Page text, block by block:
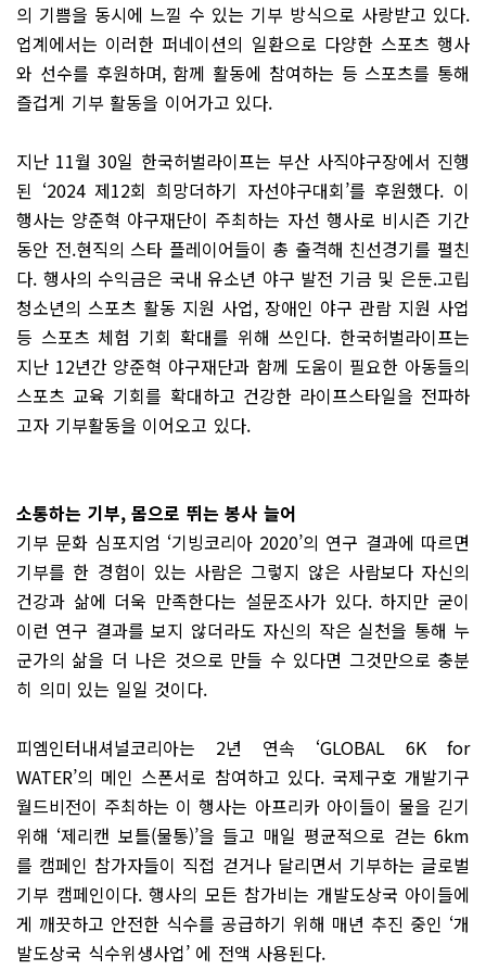
의 기쁨을 동시에 느낄 수 있는 기부 방식으로 사랑받고 있다.
업계에서는 이러한 퍼네이션의 일환으로 다양한 스포츠 행사
와 선수를 후원하며, 함께 활동에 참여하는 등 스포츠를 통해
즐겁게 기부 활동을 이어가고 있다.
지난 11월 30일 한국허벌라이프는 부산 사직야구장에서 진행
된 ‘2024 제12회 희망더하기 자선야구대회’를 후원했다. 이
행사는 양준혁 야구재단이 주최하는 자선 행사로 비시즌 기간
동안 전.현직의 스타 플레이어들이 총 출격해 친선경기를 펼친
다. 행사의 수익금은 국내 유소년 야구 발전 기금 및 은둔.고립
청소년의 스포츠 활동 지원 사업, 장애인 야구 관람 지원 사업
등 스포츠 체험 기회 확대를 위해 쓰인다. 한국허벌라이프는
지난 12년간 양준혁 야구재단과 함께 도움이 필요한 아동들의
스포츠 교육 기회를 확대하고 건강한 라이프스타일을 전파하
고자 기부활동을 이어오고 있다.
소통하는 기부, 몸으로 뛰는 봉사 늘어
기부 문화 심포지엄 ‘기빙코리아 2020’의 연구 결과에 따르면
기부를 한 경험이 있는 사람은 그렇지 않은 사람보다 자신의
건강과 삶에 더욱 만족한다는 설문조사가 있다. 하지만 굳이
이런 연구 결과를 보지 않더라도 자신의 작은 실천을 통해 누
군가의 삶을 더 나은 것으로 만들 수 있다면 그것만으로 충분
히 의미 있는 일일 것이다.
피엠인터내셔널코리아는 2년 연속 ‘GLOBAL 6K for
WATER’의 메인 스폰서로 참여하고 있다. 국제구호 개발기구
월드비전이 주최하는 이 행사는 아프리카 아이들이 물을 긷기
위해 ‘제리캔 보틀(물통)’을 들고 매일 평균적으로 걷는 6km
를 캠페인 참가자들이 직접 걷거나 달리면서 기부하는 글로벌
기부 캠페인이다. 행사의 모든 참가비는 개발도상국 아이들에
게 깨끗하고 안전한 식수를 공급하기 위해 매년 추진 중인 ‘개
발도상국 식수위생사업’ 에 전액 사용된다.